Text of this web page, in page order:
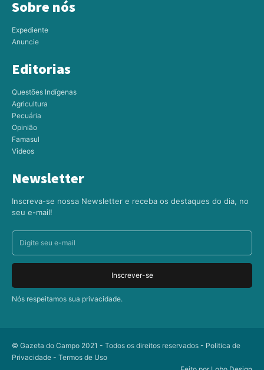
Sobre nós
Expediente
Anuncie
Editorias
Questões Indígenas
Agricultura
Pecuária
Opinião
Famasul
Videos
Newsletter
Inscreva-se nossa Newsletter e receba os destaques do dia, no
seu e-mail!
Inscrever-se
Nós respeitamos sua privacidade.
© Gazeta do Campo 2021 - Todos os direitos reservados - Politica de
Privacidade - Termos de Uso